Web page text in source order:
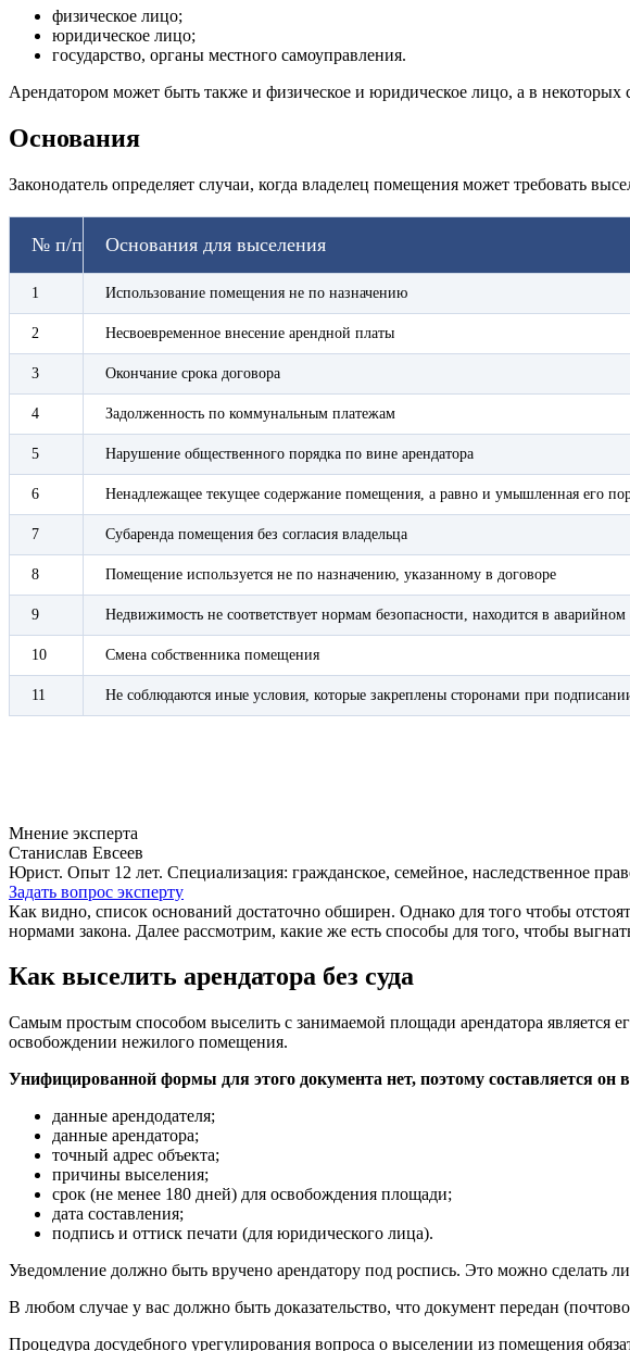
физическое лицо;
юридическое лицо;
государство, органы местного самоуправления.
Арендатором может быть также и физическое и юридическое лицо, а в некоторых
Основания
Законодатель определяет случаи, когда владелец помещения может требовать
№ п/п Основания для выселения
1 Использование помещения не по назначению
2 Несвоевременное внесение арендной платы
3 Окончание срока договора
4 Задолженность по коммунальным платежам
5 Нарушение общественного порядка по вине арендатора
6 Ненадлежащее текущее содержание помещения, а равно и умышленная его
7 Субаренда помещения без согласия владельца
8 Помещение используется не по назначению, указанному в договоре
9 Недвижимость не соответствует нормам безопасности, находится в аварийном
10 Смена собственника помещения
11 Не соблюдаются иные условия, которые закреплены сторонами при
Мнение эксперта
Станислав Евсеев
Юрист. Опыт 12 лет. Специализация: гражданское, семейное, наследственное
Задать вопрос эксперту
Как видно, список оснований достаточно обширен. Однако для того чтобы
нормами закона. Далее рассмотрим, какие же есть способы для того, чтобы
Как выселить арендатора без суда
Самым простым способом выселить с занимаемой площади арендатора является
освобождении нежилого помещения.
Унифицированной формы для этого документа нет, поэтому составляется он
данные арендодателя;
данные арендатора;
точный адрес объекта;
причины выселения;
срок (не менее 180 дней) для освобождения площади;
дата составления;
подпись и оттиск печати (для юридического лица).
Уведомление должно быть вручено арендатору под роспись. Это можно сделать
В любом случае у вас должно быть доказательство, что документ передан
Процедура досудебного урегулирования вопроса о выселении из помещения